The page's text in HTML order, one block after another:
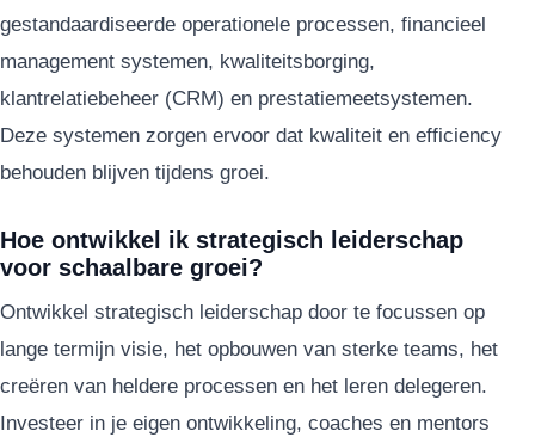
gestandaardiseerde operationele processen, financieel
management systemen, kwaliteitsborging,
klantrelatiebeheer (CRM) en prestatiemeetsystemen.
Deze systemen zorgen ervoor dat kwaliteit en efficiency
behouden blijven tijdens groei.
Hoe ontwikkel ik strategisch leiderschap
voor schaalbare groei?
Ontwikkel strategisch leiderschap door te focussen op
lange termijn visie, het opbouwen van sterke teams, het
creëren van heldere processen en het leren delegeren.
Investeer in je eigen ontwikkeling, coaches en mentors